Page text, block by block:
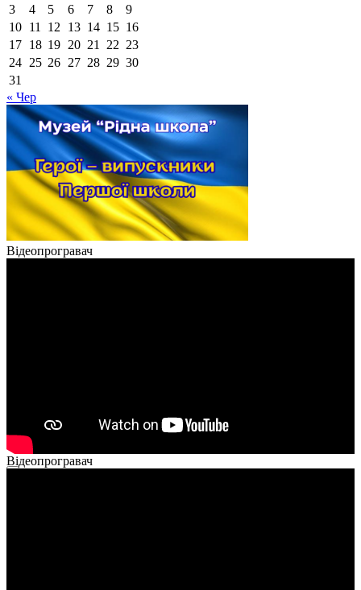
3
4 5 6 7 8
9
10 11 12 13 14 15 16
17 18 19 20 21 22 23
24 25 26 27 28 29 30
31
« Чер
Відеопрогравач
Відеопрогравач